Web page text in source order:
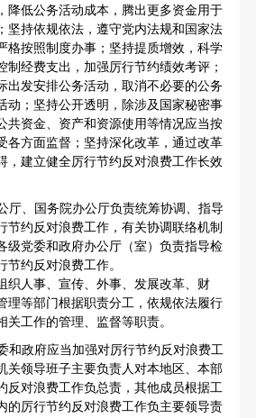
降低公务活动成本，腾出更多资金用于
坚持依规依法，遵守党内法规和国家法
格按照制度办事；坚持提质增效，科学
制经费支出，加强厉行节约绩效考评；
出发安排公务活动，取消不必要的公务
动；坚持公开透明，除涉及国家秘密事
共资金、资产和资源使用等情况应当按
各方面监督；坚持深化改革，通过改革
，建立健全厉行节约反对浪费工作长效
、国务院办公厅负责统筹协调、指导
节约反对浪费工作，有关协调联络机制
级党委和政府办公厅（室）负责指导检
约反对浪费工作。
织人事、宣传、外事、发展改革、财
理等部门根据职责分工，依规依法履行
关工作的管理、监督等职责。
政府应当加强对厉行节约反对浪费工
关领导班子主要负责人对本地区、本部
反对浪费工作负总责，其他成员根据工
的厉行节约反对浪费工作负主要领导责